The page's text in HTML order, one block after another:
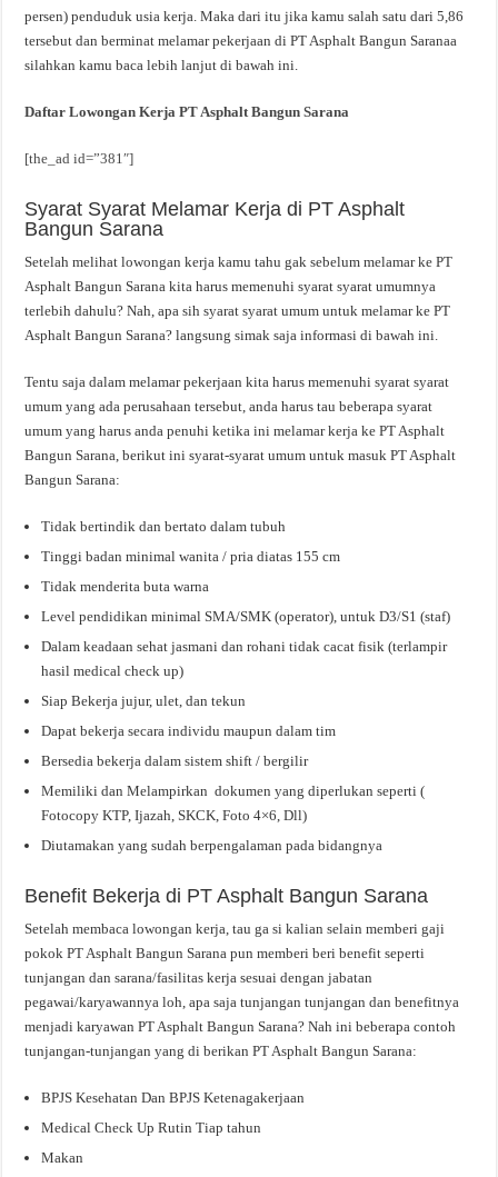
persen) penduduk usia kerja. Maka dari itu jika kamu salah satu dari 5,86
tersebut dan berminat melamar pekerjaan di PT Asphalt Bangun Saranaa
silahkan kamu baca lebih lanjut di bawah ini.
Daftar Lowongan Kerja PT Asphalt Bangun Sarana
[the_ad id=”381″]
Syarat Syarat Melamar Kerja di PT Asphalt
Bangun Sarana
Setelah melihat lowongan kerja kamu tahu gak sebelum melamar ke PT
Asphalt Bangun Sarana kita harus memenuhi syarat syarat umumnya
terlebih dahulu? Nah, apa sih syarat syarat umum untuk melamar ke PT
Asphalt Bangun Sarana? langsung simak saja informasi di bawah ini.
Tentu saja dalam melamar pekerjaan kita harus memenuhi syarat syarat
umum yang ada perusahaan tersebut, anda harus tau beberapa syarat
umum yang harus anda penuhi ketika ini melamar kerja ke PT Asphalt
Bangun Sarana, berikut ini syarat-syarat umum untuk masuk PT Asphalt
Bangun Sarana:
Tidak bertindik dan bertato dalam tubuh
Tinggi badan minimal wanita / pria diatas 155 cm
Tidak menderita buta warna
Level pendidikan minimal SMA/SMK (operator), untuk D3/S1 (staf)
Dalam keadaan sehat jasmani dan rohani tidak cacat fisik (terlampir
hasil medical check up)
Siap Bekerja jujur, ulet, dan tekun
Dapat bekerja secara individu maupun dalam tim
Bersedia bekerja dalam sistem shift / bergilir
Memiliki dan Melampirkan dokumen yang diperlukan seperti (
Fotocopy KTP, Ijazah, SKCK, Foto 4×6, Dll)
Diutamakan yang sudah berpengalaman pada bidangnya
Benefit Bekerja di PT Asphalt Bangun Sarana
Setelah membaca lowongan kerja, tau ga si kalian selain memberi gaji
pokok PT Asphalt Bangun Sarana pun memberi beri benefit seperti
tunjangan dan sarana/fasilitas kerja sesuai dengan jabatan
pegawai/karyawannya loh, apa saja tunjangan tunjangan dan benefitnya
menjadi karyawan PT Asphalt Bangun Sarana? Nah ini beberapa contoh
tunjangan-tunjangan yang di berikan PT Asphalt Bangun Sarana:
BPJS Kesehatan Dan BPJS Ketenagakerjaan
Medical Check Up Rutin Tiap tahun
Makan